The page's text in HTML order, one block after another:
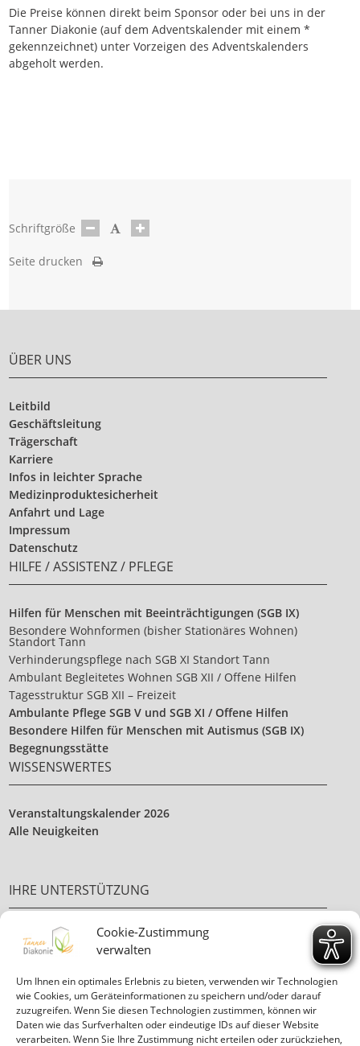
Cookie-Zustimmung
verwalten
Um Ihnen ein optimales Erlebnis zu bieten, verwenden wir Technologien
wie Cookies, um Geräteinformationen zu speichern und/oder darauf
zuzugreifen. Wenn Sie diesen Technologien zustimmen, können wir
Daten wie das Surfverhalten oder eindeutige IDs auf dieser Website
verarbeiten. Wenn Sie Ihre Zustimmung nicht erteilen oder zurückziehen,
Die Preise können direkt beim Sponsor oder bei uns in der
Tanner Diakonie (auf dem Adventskalender mit einem *
gekennzeichnet) unter Vorzeigen des Adventskalenders
abgeholt werden.
Schriftgröße
Seite drucken
ÜBER UNS
Leitbild
Geschäftsleitung
Trägerschaft
Karriere
Infos in leichter Sprache
Medizinproduktesicherheit
Anfahrt und Lage
Impressum
Datenschutz
HILFE / ASSISTENZ / PFLEGE
Hilfen für Menschen mit Beeinträchtigungen (SGB IX)
Besondere Wohnformen (bisher Stationäres Wohnen)
Standort Tann
Verhinderungspflege nach SGB XI Standort Tann
Ambulant Begleitetes Wohnen SGB XII / Offene Hilfen
Tagesstruktur SGB XII – Freizeit
Ambulante Pflege SGB V und SGB XI / Offene Hilfen
Besondere Hilfen für Menschen mit Autismus (SGB IX)
Begegnungsstätte
WISSENSWERTES
Veranstaltungskalender 2026
Alle Neuigkeiten
IHRE UNTERSTÜTZUNG
Ehrenamt
Ihre Spende